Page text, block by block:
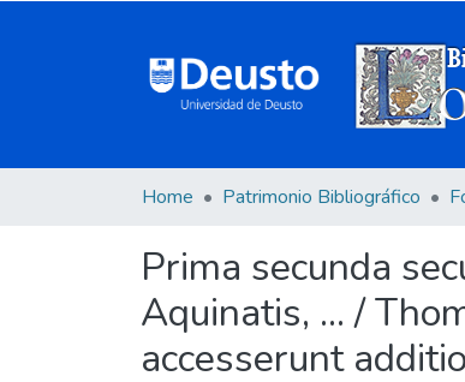
Home Patrimonio Bibliográfico
Prima secunda
Aquinatis, ... /
accesserunt